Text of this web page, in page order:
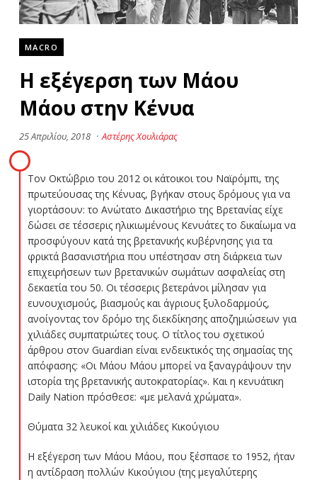
MACRO
Η εξέγερση των Μάου
Μάου στην Κένυα
25 Απριλίου, 2018 · Αστέρης Χουλιάρας
Τον Οκτώβριο του 2012 οι κάτοικοι του Ναϊρόμπι, της
πρωτεύουσας της Κένυας, βγήκαν στους δρόμους για να
γιορτάσουν: το Ανώτατο Δικαστήριο της Βρετανίας είχε
δώσει σε τέσσερις ηλικιωμένους Κενυάτες το δικαίωμα να
προσφύγουν κατά της βρετανικής κυβέρνησης για τα
φρικτά βασανιστήρια που υπέστησαν στη διάρκεια των
επιχειρήσεων των βρετανικών σωμάτων ασφαλείας στη
δεκαετία του 50. Οι τέσσερις βετεράνοι μίλησαν για
ευνουχισμούς, βιασμούς και άγριους ξυλοδαρμούς,
ανοίγοντας τον δρόμο της διεκδίκησης αποζημιώσεων για
χιλιάδες συμπατριώτες τους. Ο τίτλος του σχετικού
άρθρου στον Guardian είναι ενδεικτικός της σημασίας της
απόφασης: «Οι Μάου Μάου μπορεί να ξαναγράψουν την
ιστορία της βρετανικής αυτοκρατορίας». Και η κενυάτικη
Daily Nation πρόσθεσε: «με μελανά χρώματα».
Θύματα 32 λευκοί και χιλιάδες Κικούγιου
Η εξέγερση των Μάου Μάου, που ξέσπασε το 1952, ήταν
η αντίδραση πολλών Κικούγιου (της μεγαλύτερης